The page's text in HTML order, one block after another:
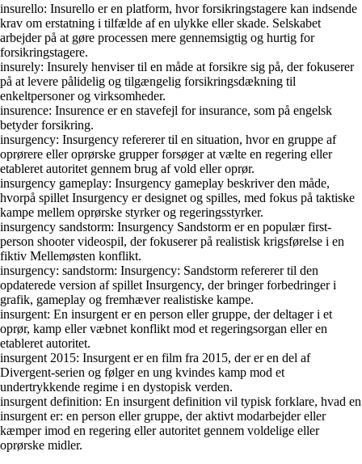
insurello: Insurello er en platform, hvor forsikringstagere kan indsende
krav om erstatning i tilfælde af en ulykke eller skade. Selskabet
arbejder på at gøre processen mere gennemsigtig og hurtig for
forsikringstagere.
insurely: Insurely henviser til en måde at forsikre sig på, der fokuserer
på at levere pålidelig og tilgængelig forsikringsdækning til
enkeltpersoner og virksomheder.
insurence: Insurence er en stavefejl for insurance, som på engelsk
betyder forsikring.
insurgency: Insurgency refererer til en situation, hvor en gruppe af
oprørere eller oprørske grupper forsøger at vælte en regering eller
etableret autoritet gennem brug af vold eller oprør.
insurgency gameplay: Insurgency gameplay beskriver den måde,
hvorpå spillet Insurgency er designet og spilles, med fokus på taktiske
kampe mellem oprørske styrker og regeringsstyrker.
insurgency sandstorm: Insurgency Sandstorm er en populær first-
person shooter videospil, der fokuserer på realistisk krigsførelse i en
fiktiv Mellemøsten konflikt.
insurgency: sandstorm: Insurgency: Sandstorm refererer til den
opdaterede version af spillet Insurgency, der bringer forbedringer i
grafik, gameplay og fremhæver realistiske kampe.
insurgent: En insurgent er en person eller gruppe, der deltager i et
oprør, kamp eller væbnet konflikt mod et regeringsorgan eller en
etableret autoritet.
insurgent 2015: Insurgent er en film fra 2015, der er en del af
Divergent-serien og følger en ung kvindes kamp mod et
undertrykkende regime i en dystopisk verden.
insurgent definition: En insurgent definition vil typisk forklare, hvad en
insurgent er: en person eller gruppe, der aktivt modarbejder eller
kæmper imod en regering eller autoritet gennem voldelige eller
oprørske midler.